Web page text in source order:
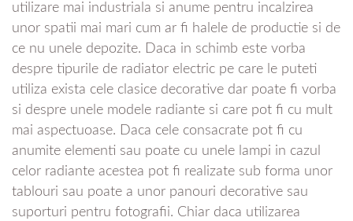
utilizare mai industriala si anume pentru incalzirea
unor spatii mai mari cum ar fi halele de productie si de
ce nu unele depozite. Daca in schimb este vorba
despre tipurile de radiator electric pe care le puteti
utiliza exista cele clasice decorative dar poate fi vorba
si despre unele modele radiante si care pot fi cu mult
mai aspectuoase. Daca cele consacrate pot fi cu
anumite elementi sau poate cu unele lampi in cazul
celor radiante acestea pot fi realizate sub forma unor
tablouri sau poate a unor panouri decorative sau
suporturi pentru fotografii. Chiar daca utilizarea